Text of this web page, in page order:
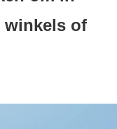
winkels of